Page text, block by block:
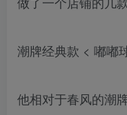
潮牌经典款 < 嘟嘟
他相对于春风的潮